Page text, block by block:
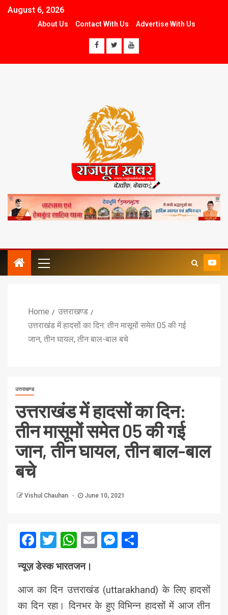
August 6, 2026
About Us Contact With Us Advertise With Us
Home
उत्तराखण्ड
उत्तराखंड में हादसों का दिन: तीन मासूमों समेत 05 की गई
जान, तीन घायल, तीन बाल-बाल बचे
उत्तराखण्ड
उत्तराखंड में हादसों का दिन:
तीन मासूमों समेत 05 की गई
जान, तीन घायल, तीन बाल-बाल
बचे
Vishul Chauhan June 10, 2021
Facebook
Twitter
WhatsApp
EmailMessenger
न्यूज़ डेस्क भारतजन।
आज का दिन उत्तराखंड (uttarakhand) के लिए हादसों
का दिन रहा। दिनभर के हुए विभिन्न हादसों में आज तीन